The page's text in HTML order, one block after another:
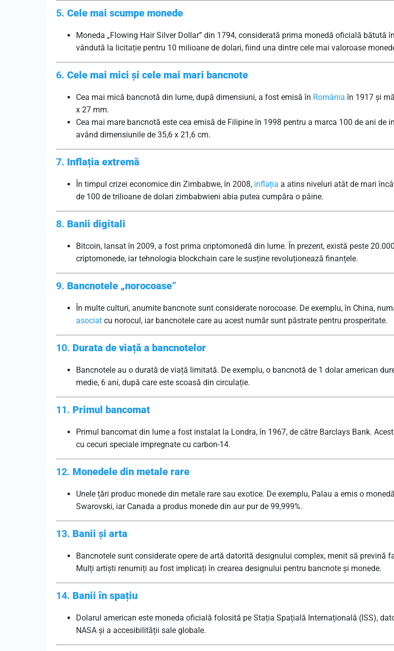
5. Cele mai scumpe monede
Moneda „Flowing Hair Silver Dollar” din 1794, considerată prima monedă oficială bătută
vândută la licitație pentru 10 milioane de dolari, fiind una dintre cele mai valoroase
6. Cele mai mici și cele mai mari bancnote
Cea mai mică bancnotă din lume, după dimensiuni, a fost emisă în România în 1917 și
x 27 mm.
Cea mai mare bancnotă este cea emisă de Filipine în 1998 pentru a marca 100 de ani de
având dimensiunile de 35,6 x 21,6 cm.
7. Inflația extremă
În timpul crizei economice din Zimbabwe, în 2008, inflația a atins niveluri atât de mari
de 100 de trilioane de dolari zimbabwieni abia putea cumpăra o pâine.
8. Banii digitali
Bitcoin, lansat în 2009, a fost prima criptomonedă din lume. În prezent, există peste
criptomonede, iar tehnologia blockchain care le susține revoluționează finanțele.
9. Bancnotele „norocoase”
În multe culturi, anumite bancnote sunt considerate norocoase. De exemplu, în China,
asociat cu norocul, iar bancnotele care au acest număr sunt păstrate pentru prosperitate.
10. Durata de viață a bancnotelor
Bancnotele au o durată de viață limitată. De exemplu, o bancnotă de 1 dolar american
medie, 6 ani, după care este scoasă din circulație.
11. Primul bancomat
Primul bancomat din lume a fost instalat la Londra, în 1967, de către Barclays Bank.
cu cecuri speciale impregnate cu carbon-14.
12. Monedele din metale rare
Unele țări produc monede din metale rare sau exotice. De exemplu, Palau a emis o
Swarovski, iar Canada a produs monede din aur pur de 99,999%.
13. Banii și arta
Bancnotele sunt considerate opere de artă datorită designului complex, menit să prevină
Mulți artiști renumiți au fost implicați în crearea designului pentru bancnote și monede.
14. Banii în spațiu
Dolarul american este moneda oficială folosită pe Stația Spațială Internațională (ISS),
NASA și a accesibilității sale globale.